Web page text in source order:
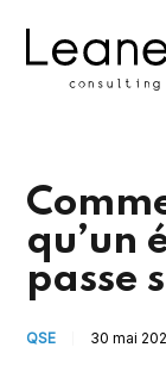
qu’un
passe
QSE 30 mai